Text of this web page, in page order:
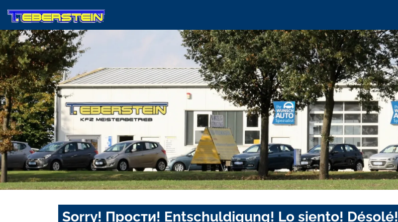
Sorry! Прости! Entschuldigung! Lo siento! Désolé!